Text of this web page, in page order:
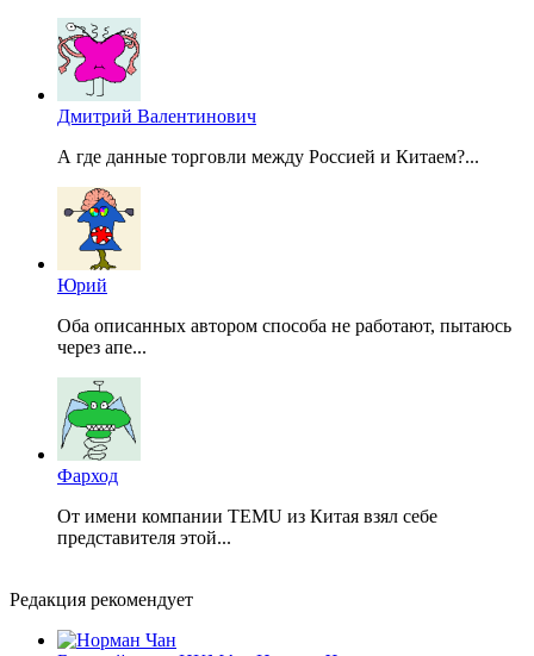
Дмитрий Валентинович
А где данные торговли между Россией и Китаем?...
Юрий
Оба описанных автором способа не работают, пытаюсь
через апе...
Фарход
От имени компании TEMU из Китая взял себе
представителя этой...
Редакция рекомендует